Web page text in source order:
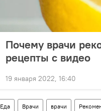
Почему врачи
рецепты с видео
19 января 2022, 16:40
Еда Врачи врачи